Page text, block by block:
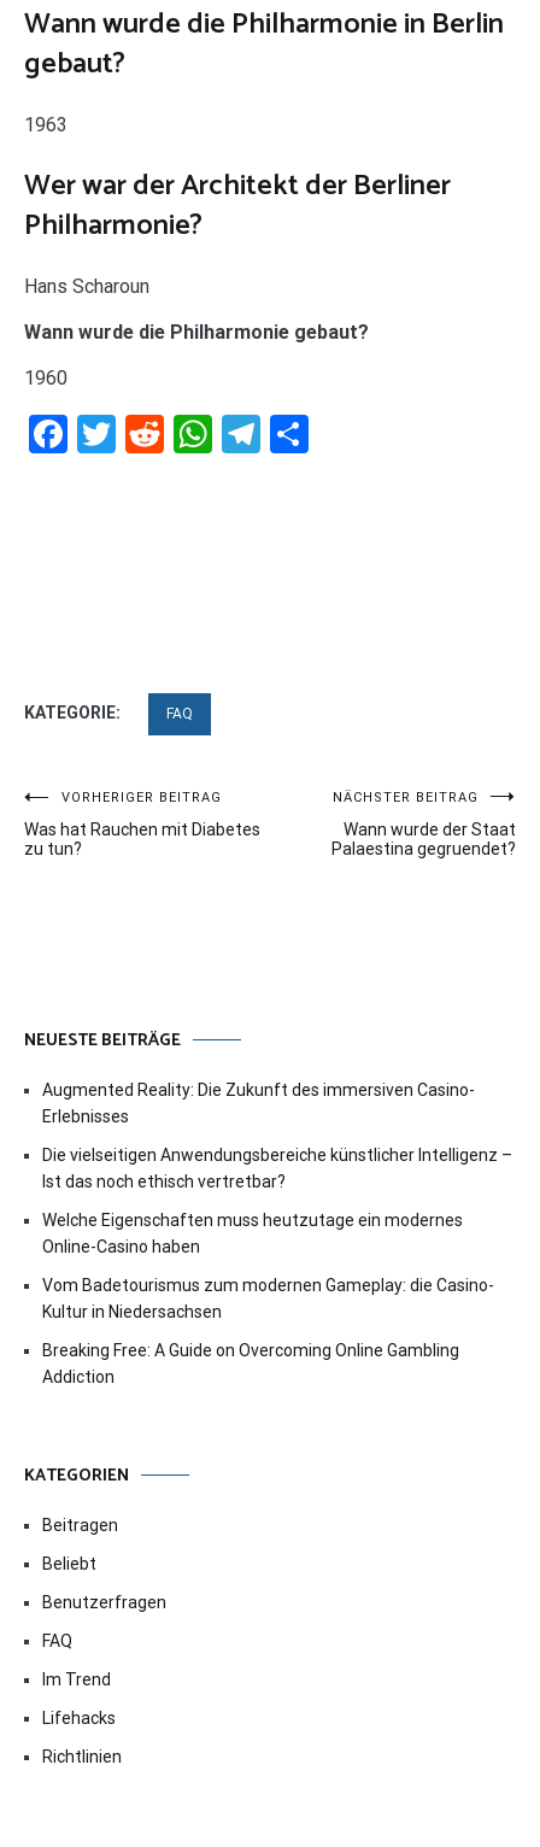
Wann wurde die Philharmonie in Berlin
gebaut?
1963
Wer war der Architekt der Berliner
Philharmonie?
Hans Scharoun
Wann wurde die Philharmonie gebaut?
1960
Facebook
Twitter
RedditWhatsApp
Telegram
KATEGORIE: FAQ
Beitragsnavigation
VORHERIGER BEITRAG
Was hat Rauchen mit Diabetes
zu tun?
NÄCHSTER BEITRAG
Wann wurde der Staat
Palaestina gegruendet?
NEUESTE BEITRÄGE
Augmented Reality: Die Zukunft des immersiven Casino-
Erlebnisses
Die vielseitigen Anwendungsbereiche künstlicher Intelligenz –
Ist das noch ethisch vertretbar?
Welche Eigenschaften muss heutzutage ein modernes
Online-Casino haben
Vom Badetourismus zum modernen Gameplay: die Casino-
Kultur in Niedersachsen
Breaking Free: A Guide on Overcoming Online Gambling
Addiction
KATEGORIEN
Beitragen
Beliebt
Benutzerfragen
FAQ
Im Trend
Lifehacks
Richtlinien